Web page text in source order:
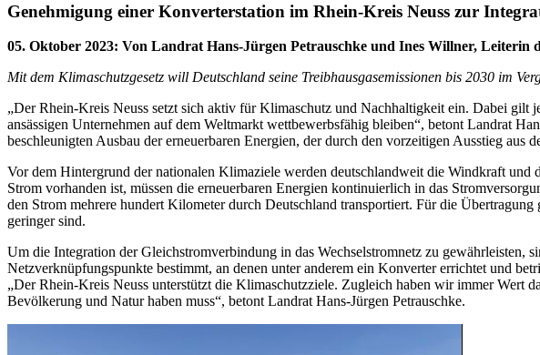
Genehmigung einer Konverterstation im Rhein-Kreis Neuss zur
05. Oktober 2023: Von Landrat Hans-Jürgen Petrauschke und Ines Willner, Leiterin
Mit dem Klimaschutzgesetz will Deutschland seine Treibhausgasemissionen bis 2030 im
„Der Rhein-Kreis Neuss setzt sich aktiv für Klimaschutz und Nachhaltigkeit ein. Dabei gilt
ansässigen Unternehmen auf dem Weltmarkt wettbewerbsfähig bleiben“, betont Landrat
beschleunigten Ausbau der erneuerbaren Energien, der durch den vorzeitigen Ausstieg
Vor dem Hintergrund der nationalen Klimaziele werden deutschlandweit die Windkraft
Strom vorhanden ist, müssen die erneuerbaren Energien kontinuierlich in das
den Strom mehrere hundert Kilometer durch Deutschland transportiert. Für die
geringer sind.
Um die Integration der Gleichstromverbindung in das Wechselstromnetz zu
Netzverknüpfungspunkte bestimmt, an denen unter anderem ein Konverter errichtet und
„Der Rhein-Kreis Neuss unterstützt die Klimaschutzziele. Zugleich haben wir immer Wert
Bevölkerung und Natur haben muss“, betont Landrat Hans-Jürgen Petrauschke.